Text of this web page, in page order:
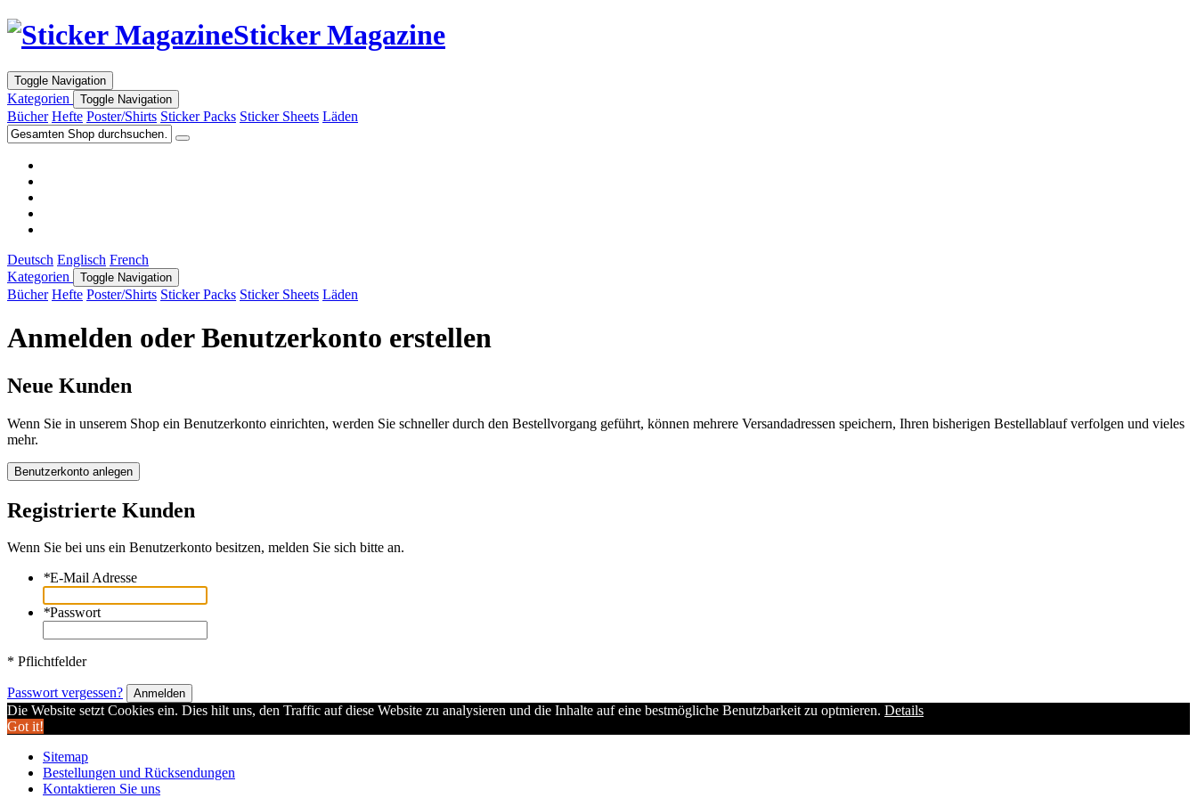
Sticker Magazine
Toggle Navigation
Kategorien Toggle Navigation
Bücher Hefte Poster/Shirts Sticker Packs Sticker Sheets Läden
Deutsch Englisch French
Kategorien
Toggle Navigation
Bücher Hefte Poster/Shirts Sticker Packs Sticker Sheets Läden
Anmelden oder Benutzerkonto erstellen
Neue Kunden
Wenn Sie in unserem Shop ein Benutzerkonto einrichten, werden Sie schneller durch den Bestellvorgang geführt, können mehrere Versandadressen speichern, Ihren bisherigen Bestellablauf verfolgen und vieles
mehr.
Benutzerkonto anlegen
Registrierte Kunden
Wenn Sie bei uns ein Benutzerkonto besitzen, melden Sie sich bitte an.
*E-Mail Adresse
*Passwort
* Pflichtfelder
Passwort vergessen? Anmelden
Die Website setzt Cookies ein. Dies hilt uns, den Traffic auf diese Website zu analysieren und die Inhalte auf eine bestmögliche Benutzbarkeit zu optmieren. Details
Got it!
Sitemap
Bestellungen und Rücksendungen
Kontaktieren Sie uns